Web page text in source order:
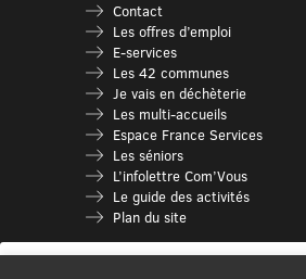
Contact
Les offres d’emploi
E-services
Les 42 communes
Je vais en déchèterie
Les multi-accueils
Espace France Services
Les séniors
L’infolettre Com’Vous
Le guide des activités
Plan du site